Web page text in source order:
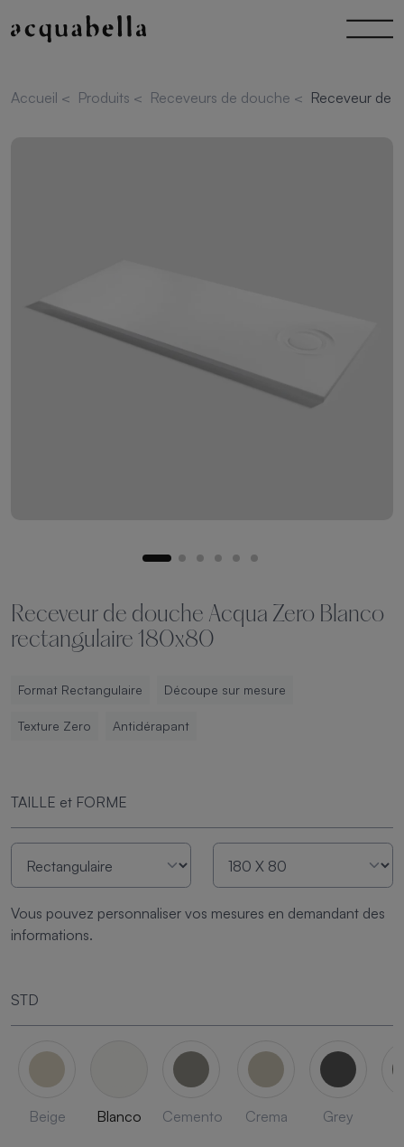
Accueil < Produits < Receveurs de douche < Receveur de
Receveur de douche Acqua Zero Blanco
rectangulaire 180x80
Format Rectangulaire Découpe sur mesure
Texture Zero Antidérapant
TAILLE et FORME
Vous pouvez personnaliser vos mesures en demandant des
informations.
STD
Beige Blanco Cemento Crema Grey